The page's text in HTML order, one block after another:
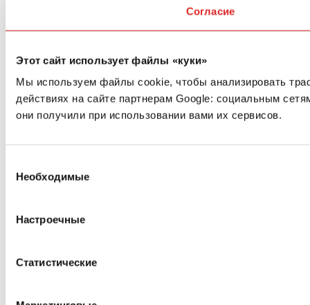
Согласие
Этот сайт использует файлы «куки»
Мы используем файлы cookie, чтобы анализировать
действиях на сайте партнерам Google: социальным
они получили при использовании вами их сервисов.
согласия
Необходимые
Настроечные
Статистические